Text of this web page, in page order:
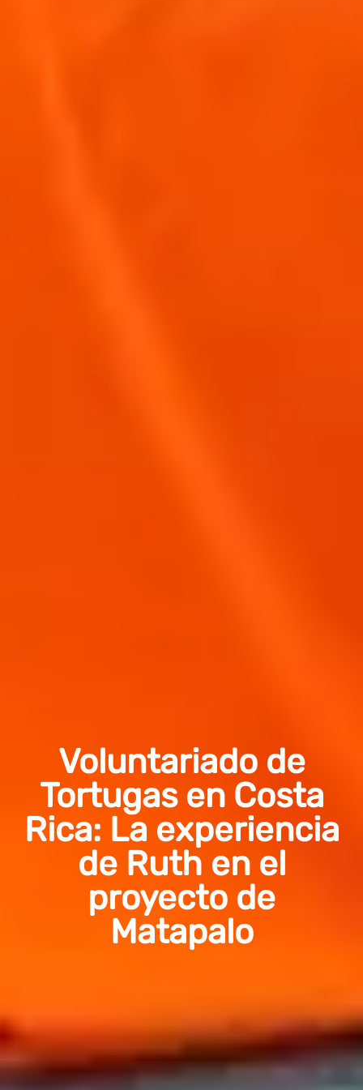
Voluntariado de
Tortugas en Costa
Rica: La experiencia
de Ruth en el
proyecto de
Matapalo